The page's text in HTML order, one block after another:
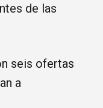
de las
seis ofertas
a